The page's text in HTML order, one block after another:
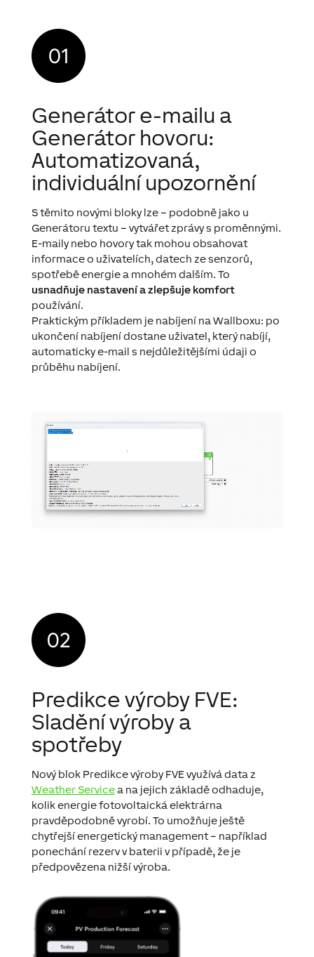
Generátor e-mailu a
Generátor hovoru:
Automatizovaná,
individuální upozornění
S těmito novými bloky lze – podobně jako u
Generátoru textu – vytvářet zprávy s proměnnými.
E-maily nebo hovory tak mohou obsahovat
informace o uživatelích, datech ze senzorů,
spotřebě energie a mnohém dalším. To
usnadňuje nastavení a zlepšuje komfort
používání.
Praktickým příkladem je nabíjení na Wallboxu: po
ukončení nabíjení dostane uživatel, který nabíjí,
automaticky e-mail s nejdůležitějšími údaji o
průběhu nabíjení.
Predikce výroby FVE:
Sladění výroby a
spotřeby
Nový blok Predikce výroby FVE využívá data z
Weather Servicea na jejich základě odhaduje,
kolik energie fotovoltaická elektrárna
pravděpodobně vyrobí. To umožňuje ještě
chytřejší energetický management – například
ponechání rezerv v baterii v případě, že je
předpovězena nižší výroba.